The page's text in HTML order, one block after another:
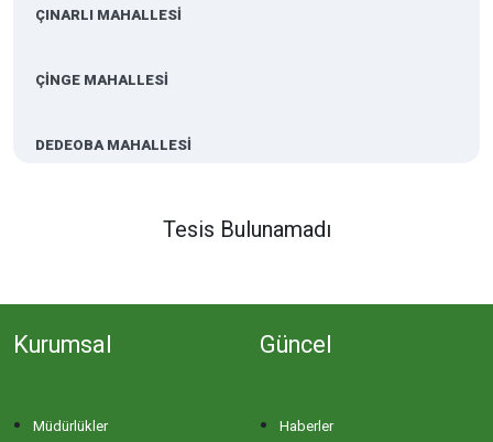
ÇINARLI MAHALLESİ
ÇİNGE MAHALLESİ
DEDEOBA MAHALLESİ
DOĞANPINAR MAHALLESİ
Tesis Bulunamadı
Kurumsal
Müdürlükler
Güncel
Haberler